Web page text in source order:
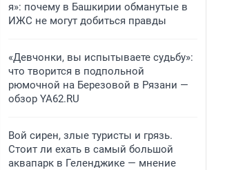
я»: почему в Башкирии обманутые в
ИЖС не могут добиться правды
«Девчонки, вы испытываете судьбу»:
что творится в подпольной
рюмочной на Березовой в Рязани —
обзор YA62.RU
Вой сирен, злые туристы и грязь.
Стоит ли ехать в самый большой
аквапарк в Геленджике — мнение